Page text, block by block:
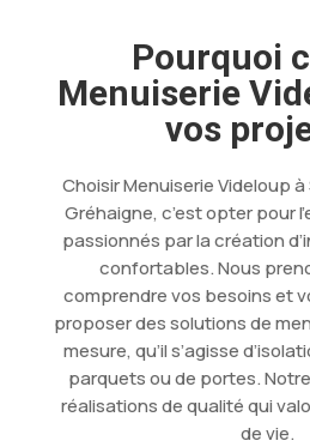
Pourquoi
Menuiserie
vos
Choisir Menuiserie Videloup
Gréhaigne, c’est opter pour
passionnés par la création
confortables. Nous
comprendre vos besoins et
proposer des solutions de
mesure, qu’il s’agisse
parquets ou de portes.
réalisations de qualité qui
de vie.